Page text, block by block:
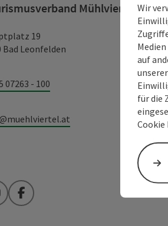
Mühlviertel
19
Bad Leonfelden
07263 - 100
Facebook
Wir
auf
für die
Cookie